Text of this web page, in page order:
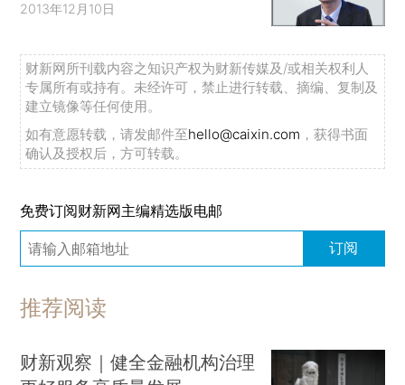
2013年12月10日
财新网所刊载内容之知识产权为财新传媒及/或相关权利人
专属所有或持有。未经许可，禁止进行转载、摘编、复制及
建立镜像等任何使用。
如有意愿转载，请发邮件至hello@caixin.com ，获得书面
确认及授权后，方可转载。
免费订阅财新网主编精选版电邮
订阅
推荐阅读
财新观察｜健全金融机构治理